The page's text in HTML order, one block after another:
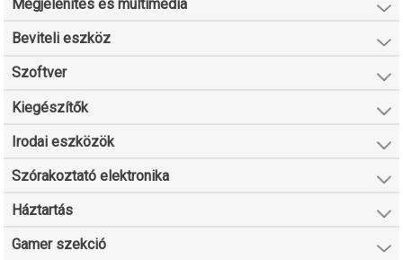
Megjelenítés és multimédia
Beviteli eszköz
Szoftver
Kiegészítők
Irodai eszközök
Szórakoztató elektronika
Háztartás
Gamer szekció